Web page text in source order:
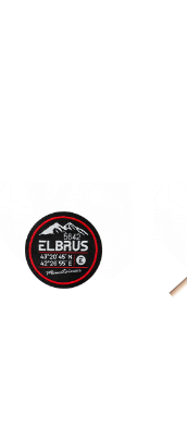
Нашивка
«Эльбрус»
300 pуб.